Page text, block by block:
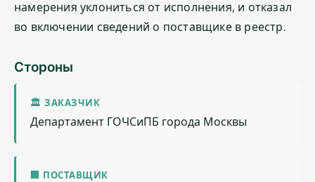
намерения уклониться от исполнения, и отказал
во включении сведений о поставщике в реестр.
Стороны
🏛 ЗАКАЗЧИК
Департамент ГОЧСиПБ города Москвы
🏢 ПОСТАВЩИК